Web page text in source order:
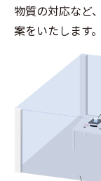
物質の対応など
案をいたします。